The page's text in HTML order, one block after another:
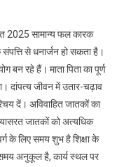
2025 सामान्य फल कारक
से धनार्जन हो सकता है।
बन रहे हैं। माता पिता का पूर्ण
दांपत्य जीवन में उतार-चढ़ाव
दें। अविवाहित जातकों का
जातकों को अत्यधिक
के लिए समय शुभ है शिक्षा के
समय अनुकूल है, कार्य स्थल पर